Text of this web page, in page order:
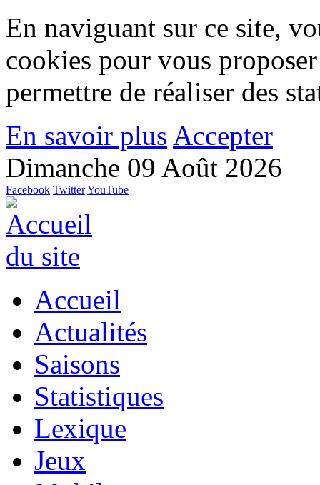
En naviguant sur ce site,
cookies pour vous
permettre de réaliser des
En savoir plus Accepter
Dimanche 09 Août 2026
Facebook TwitterYouTube
Accueil
Actualités
Saisons
Statistiques
Lexique
Jeux